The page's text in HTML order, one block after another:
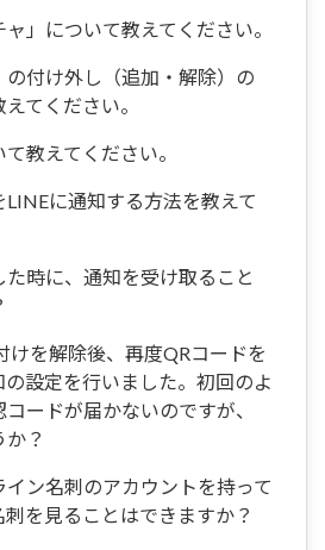
ャ」について教えてください。
の付け外し（追加・解除）の
てください。
て教えてください。
に通知する方法を教えて
た時に、通知を受け取ること
けを解除後、再度QRコードを
設定を行いました。初回のよ
ードが届かないのですが、
？
イン名刺のアカウントを持って
刺を見ることはできますか？